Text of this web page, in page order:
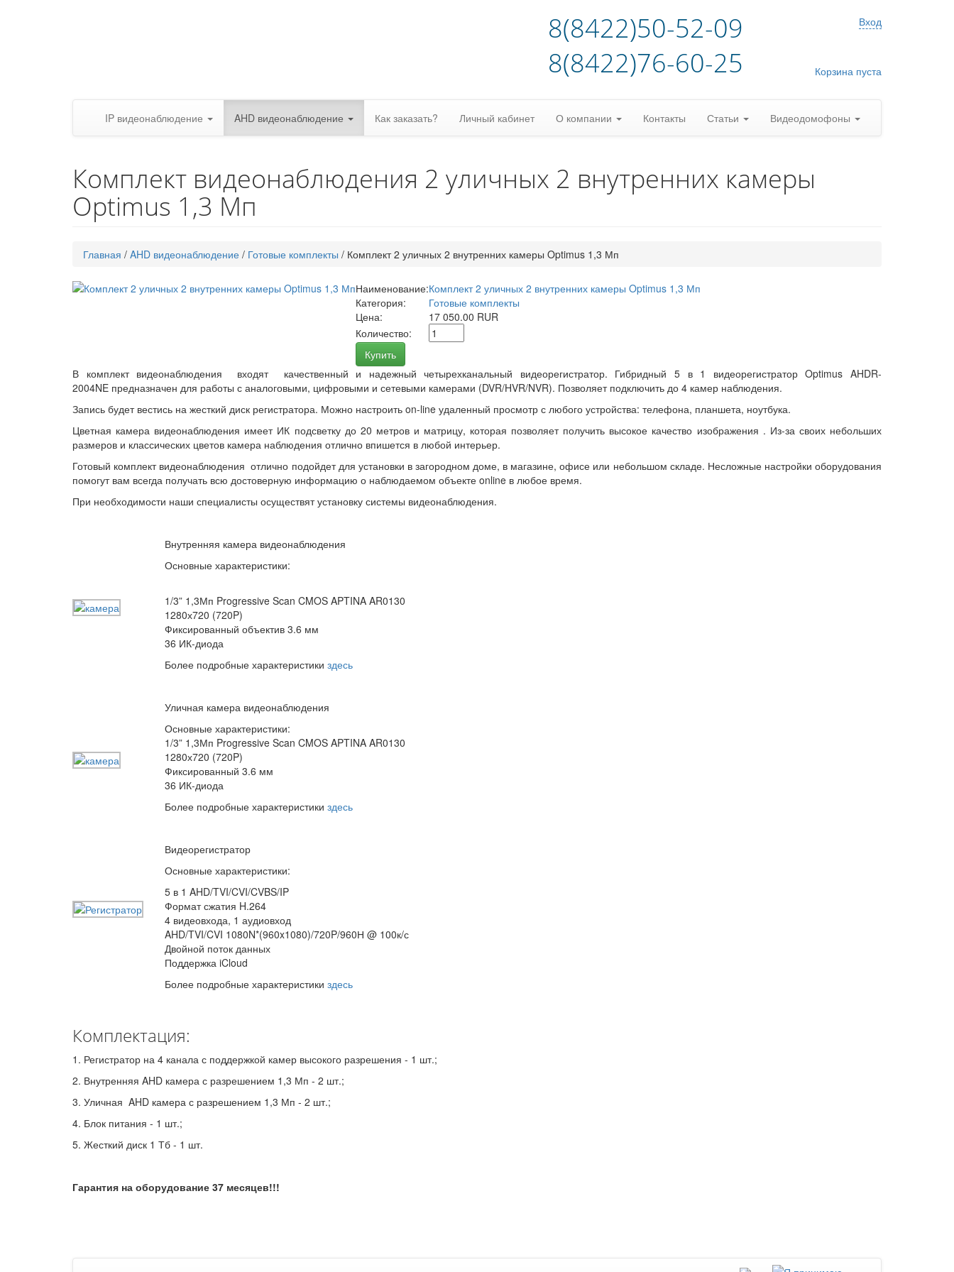
8(8422)50-52-09
8(8422)76-60-25
Вход
Корзина пуста
IP видеонаблюдение AHD видеонаблюдение Как заказать? Личный кабинет О компании Контакты Статьи Видеодомофоны
Комплект видеонаблюдения 2 уличных 2 внутренних камеры
Optimus 1,3 Мп
Главная / AHD видеонаблюдение / Готовые комплекты / Комплект 2 уличных 2 внутренних камеры Optimus 1,3 Мп
Наименование:Комплект 2 уличных 2 внутренних камеры Optimus 1,3 Мп
Категория:
Готовые комплекты
Цена:
17 050.00 RUR
Количество:
Купить
В комплект видеонаблюдения
входят качественный и надежный четырехканальный видеорегистратор. Гибридный 5 в 1 видеорегистратор Optimus AHDR-
2004NE предназначен для работы с аналоговыми, цифровыми и сетевыми камерами (DVR/HVR/NVR). Позволяет подключить до 4 камер наблюдения.
Запись будет вестись на жесткий диск регистратора. Можно настроить on-line удаленный просмотр с любого устройства: телефона, планшета, ноутбука.
Цветная камера видеонаблюдения имеет ИК подсветку до 20 метров и матрицу, которая позволяет получить высокое качество изображения . Из-за своих небольших
размеров и классических цветов камера наблюдения отлично впишется в любой интерьер.
Готовый комплект видеонаблюдения отлично подойдет для установки в загородном доме, в магазине, офисе или небольшом складе. Несложные настройки оборудования
помогут вам всегда получать всю достоверную информацию о наблюдаемом объекте online в любое время.
При необходимости наши специалисты осуществят установку системы видеонаблюдения.
Внутренняя камера видеонаблюдения
Основные характеристики:
1/3” 1,3Мп Progressive Scan CMOS APTINA AR0130
1280х720 (720P)
Фиксированный объектив 3.6 мм
36 ИК-диода
Более подробные характеристики здесь
Уличная камера видеонаблюдения
Основные характеристики:
1/3” 1,3Мп Progressive Scan CMOS APTINA AR0130
1280х720 (720P)
Фиксированный 3.6 мм
36 ИК-диода
Более подробные характеристики здесь
Видеорегистратор
Основные характеристики:
5 в 1 AHD/TVI/CVI/CVBS/IP
Формат сжатия H.264
4 видеовхода, 1 аудиовход
AHD/TVI/CVI 1080N*(960x1080)/720P/960Н @ 100к/с
Двойной поток данных
Поддержка iCloud
Более подробные характеристики здесь
Комплектация:
1. Регистратор на 4 канала с поддержкой камер высокого разрешения - 1 шт.;
2. Внутренняя AHD камера с разрешением 1,3 Мп - 2 шт.;
3. Уличная AHD камера с разрешением 1,3 Мп - 2 шт.;
4. Блок питания - 1 шт.;
5. Жесткий диск 1 Тб - 1 шт.
Гарантия на оборудование 37 месяцев!!!